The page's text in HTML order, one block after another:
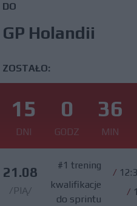
DO
GP Holandii
ZOSTAŁO:
15
DNI
0
GODZ
36
MIN
21.08
/PIĄ/
#1 trening
kwalifikacje
do sprintu
/
/